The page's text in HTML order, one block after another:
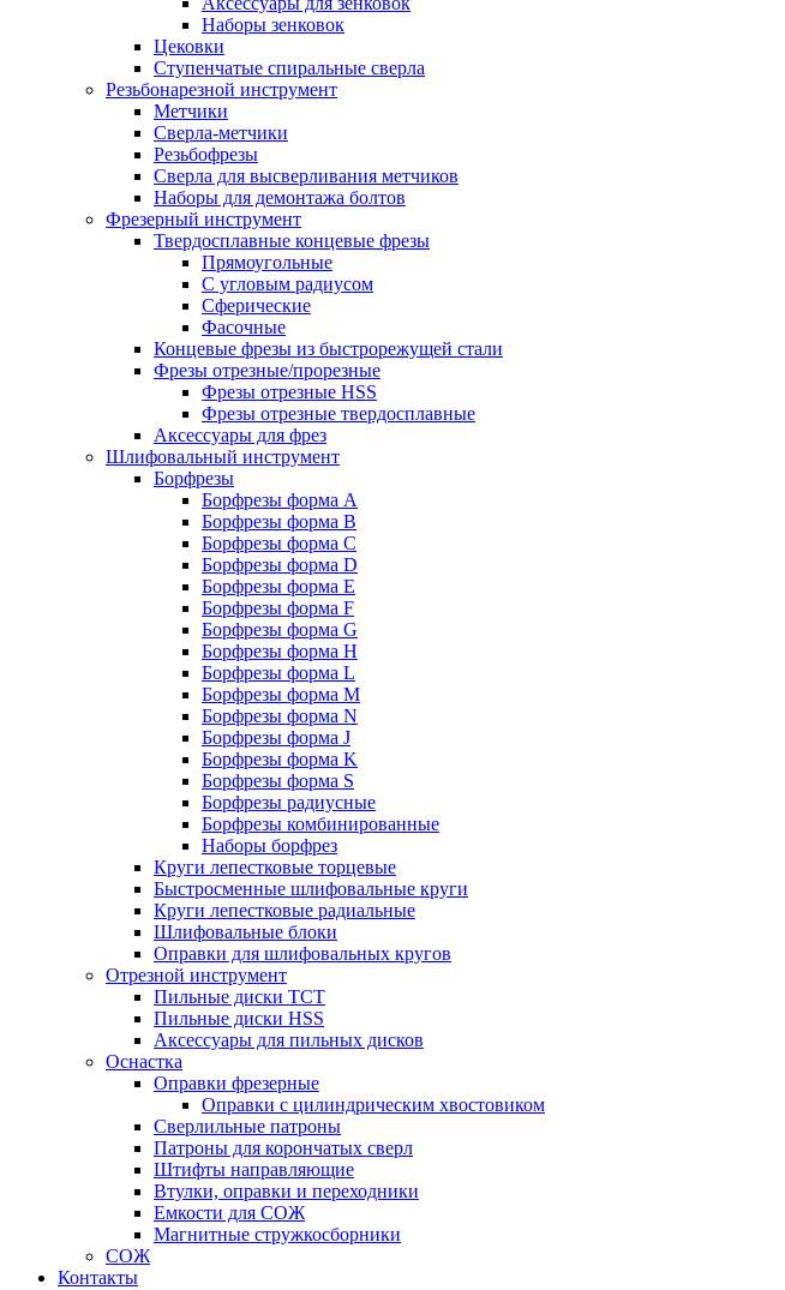
Наборы зенковок
Цековки
Ступенчатые спиральные сверла
Резьбонарезной инструмент
Метчики
Сверла-метчики
Резьбофрезы
Сверла для высверливания метчиков
Наборы для демонтажа болтов
Фрезерный инструмент
Твердосплавные концевые фрезы
Прямоугольные
С угловым радиусом
Сферические
Фасочные
Концевые фрезы из быстрорежущей стали
Фрезы отрезные/прорезные
Фрезы отрезные HSS
Фрезы отрезные твердосплавные
Аксессуары для фрез
Шлифовальный инструмент
Борфрезы
Борфрезы форма A
Борфрезы форма B
Борфрезы форма C
Борфрезы форма D
Борфрезы форма E
Борфрезы форма F
Борфрезы форма G
Борфрезы форма H
Борфрезы форма L
Борфрезы форма M
Борфрезы форма N
Борфрезы форма J
Борфрезы форма K
Борфрезы форма S
Борфрезы радиусные
Борфрезы комбинированные
Наборы борфрез
Круги лепестковые торцевые
Быстросменные шлифовальные круги
Круги лепестковые радиальные
Шлифовальные блоки
Оправки для шлифовальных кругов
Отрезной инструмент
Пильные диски ТСТ
Пильные диски HSS
Аксессуары для пильных дисков
Оснастка
Оправки фрезерные
Оправки с цилиндрическим хвостовиком
Сверлильные патроны
Патроны для корончатых сверл
Штифты направляющие
Втулки, оправки и переходники
Емкости для СОЖ
Магнитные стружкосборники
СОЖ
Контакты